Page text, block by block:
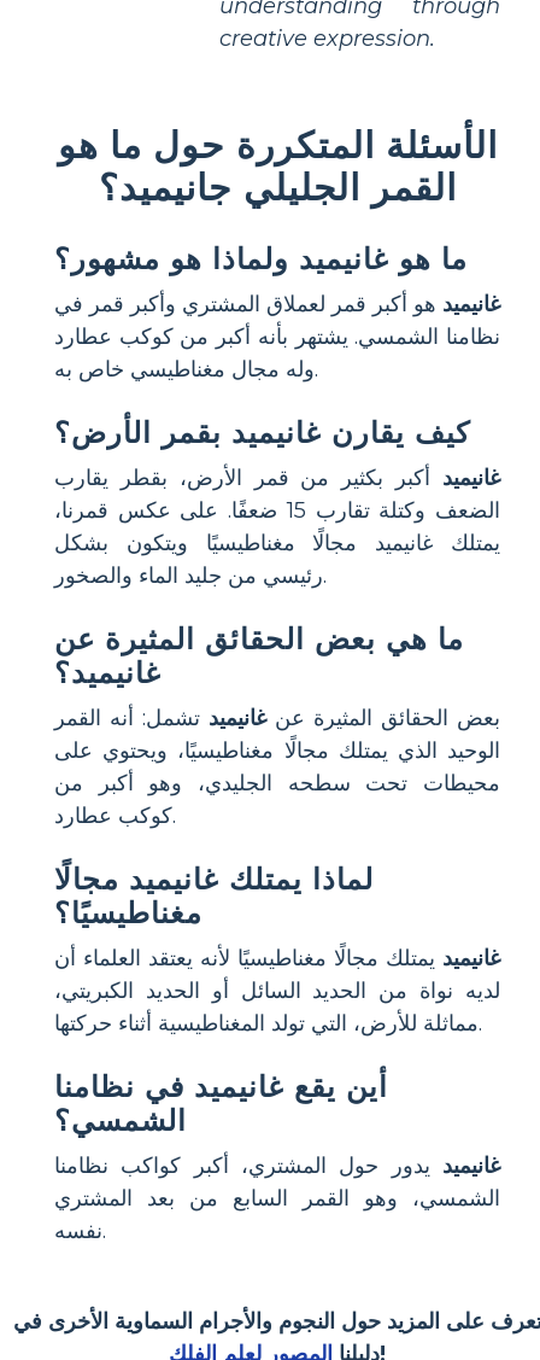
understanding through
creative expression.
الأسئلة المتكررة حول ما هو
القمر الجليلي جانيميد؟
ما هو غانيميد ولماذا هو مشهور؟
غانيميد هو أكبر قمر لعملاق المشتري وأكبر قمر في
نظامنا الشمسي. يشتهر بأنه أكبر من كوكب عطارد
وله مجال مغناطيسي خاص به.
كيف يقارن غانيميد بقمر الأرض؟
غانيميد أكبر بكثير من قمر الأرض، بقطر يقارب
الضعف وكتلة تقارب 15 ضعفًا. على عكس قمرنا،
يمتلك غانيميد مجالًا مغناطيسيًا ويتكون بشكل
رئيسي من جليد الماء والصخور.
ما هي بعض الحقائق المثيرة عن
غانيميد؟
بعض الحقائق المثيرة عنغانيميد تشمل: أنه القمر
الوحيد الذي يمتلك مجالًا مغناطيسيًا، ويحتوي على
محيطات تحت سطحه الجليدي، وهو أكبر من
كوكب عطارد.
لماذا يمتلك غانيميد مجالًا
مغناطيسيًا؟
غانيميد يمتلك مجالًا مغناطيسيًا لأنه يعتقد العلماء أن
لديه نواة من الحديد السائل أو الحديد الكبريتي،
مماثلة للأرض، التي تولد المغناطيسية أثناء حركتها.
أين يقع غانيميد في نظامنا
الشمسي؟
غانيميد يدور حول المشتري، أكبر كواكب نظامنا
الشمسي، وهو القمر السابع من بعد المشتري
نفسه.
على المزيد حول النجوم والأجرام السماوية الأخرى في
دليلنا المصور لعلم الفلك !